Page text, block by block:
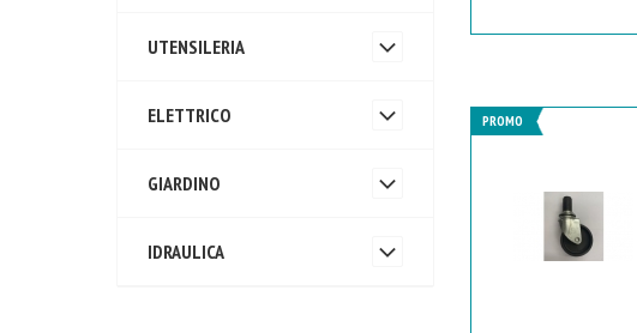
PROMO
UTENSILERIA
ELETTRICO
GIARDINO
IDRAULICA